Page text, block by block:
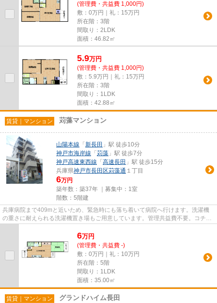
(管理費・共益費 1,000円)
敷：0万円｜礼：15万円
所在階：3階
間取り：2LDK
面積：46.82㎡
5.9万円
(管理費・共益費 1,000円)
敷：5.9万円｜礼：15万円
所在階：3階
間取り：1LDK
面積：42.88㎡
賃貸｜マンション 苅藻マンション
山陽本線 「 新長田 」駅 徒歩10分
神戸市海岸線 「 苅藻 」駅 徒歩7分
神戸高速東西線 「 高速長田 」駅 徒歩15分
兵庫県神戸市長田区苅藻通 １丁目
6万円
築年数：築37年 ｜募集中： 1室
階数：5階建
兵庫病院まで409mと近いため、緊急時にも落ち着いて病院へ行けます。洗濯機
の重さに耐えられる洗濯機置き場もご用意しています。管理共益費不要。コチラ
6万円
(管理費・共益費 -)
敷：0万円｜礼：10万円
所在階：5階
間取り：1LDK
面積：35.00㎡
賃貸｜マンション グランドハイム長田